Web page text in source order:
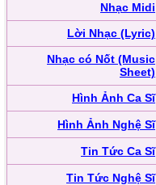
Nhạc Midi
Lời Nhạc (Lyric)
Nhạc có Nốt (Music
Sheet)
Hình Ảnh Ca Sĩ
Hình Ảnh Nghệ Sĩ
Tin Tức Ca Sĩ
Tin Tức Nghệ Sĩ